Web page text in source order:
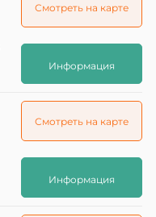
Смотреть на карте
Информация
Смотреть на карте
Информация